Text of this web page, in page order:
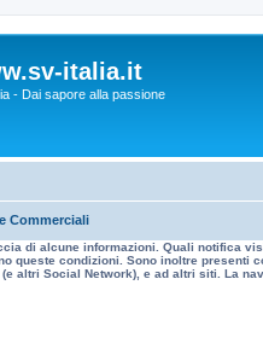
italia.it
- Dai sapore alla passione
Commerciali
di alcune informazioni. Quali notifica
queste condizioni. Sono inoltre presenti
(e altri Social Network), e ad altri siti. La